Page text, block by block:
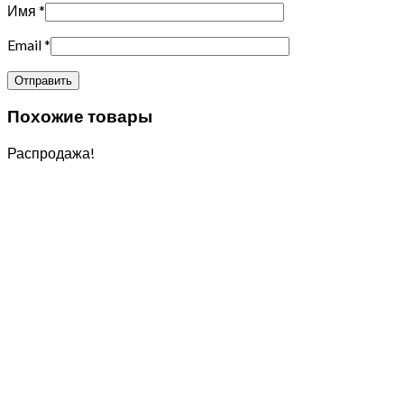
Имя *
Email*
Похожие товары
Распродажа!